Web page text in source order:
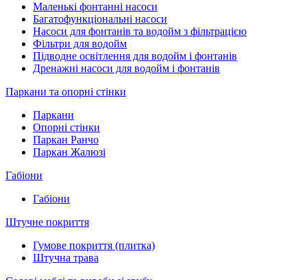
Маленькі фонтанні насоси
Багатофункціональні насоси
Насоси для фонтанів та водойм з фільтрацією
Фільтри для водойм
Підводне освітлення для водойм і фонтанів
Дренажні насоси для водойм і фонтанів
Паркани та опорні стінки
Паркани
Опорні стінки
Паркан Ранчо
Паркан Жалюзі
Габіони
Габіони
Штучне покриття
Гумове покриття (плитка)
Штучна трава